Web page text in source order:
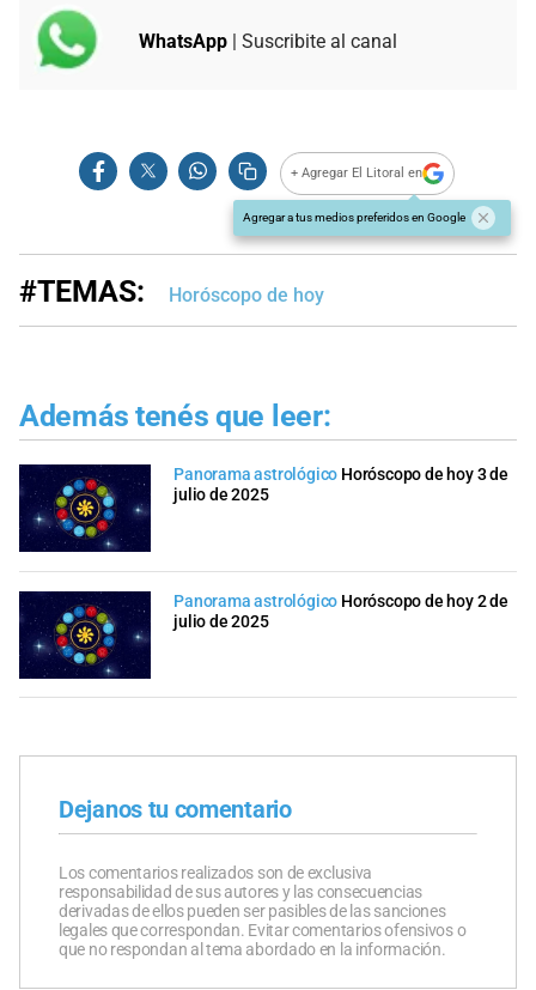
WhatsApp | Suscribite al canal
+ Agregar El Litoral en
Agregar a tus medios preferidos en Google
#TEMAS: Horóscopo de hoy
Además tenés que leer:
Panorama astrológico Horóscopo de hoy 3 de
julio de 2025
Panorama astrológico Horóscopo de hoy 2 de
julio de 2025
Dejanos tu comentario
Los comentarios realizados son de exclusiva
responsabilidad de sus autores y las consecuencias
derivadas de ellos pueden ser pasibles de las sanciones
legales que correspondan. Evitar comentarios ofensivos o
que no respondan al tema abordado en la información.